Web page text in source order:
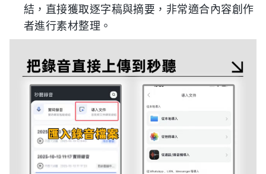
結，直接獲取逐字稿與摘要，非常適合內容創作
者進行素材整理。